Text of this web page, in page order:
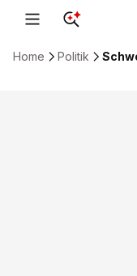
Home Politik